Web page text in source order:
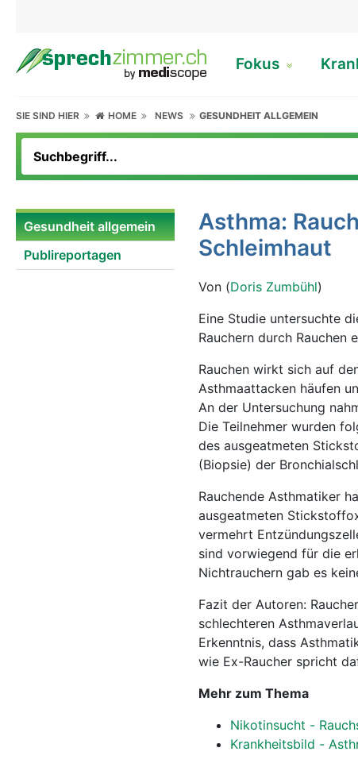
Fokus
SIE SIND HIER HOME NEWS GESUNDHEIT ALLGEMEIN
Gesundheit allgemein
Publireportagen
Asthma:
Schleimhaut
Von (Doris Zumbühl)
Eine Studie untersuchte
Rauchern durch Rauchen
Rauchen wirkt sich auf
Asthmaattacken häufen
An der Untersuchung
Die Teilnehmer wurden
des ausgeatmeten
(Biopsie) der
Rauchende Asthmatiker
ausgeatmeten
vermehrt
sind vorwiegend für die
Nichtrauchern gab es
Fazit der Autoren:
schlechteren
Erkenntnis, dass
wie Ex-Raucher spricht
Mehr zum Thema
Nikotinsucht -
Krankheitsbild -